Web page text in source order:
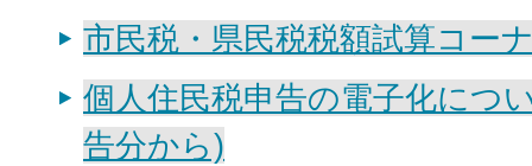
市民税・県民税税額試算コー
個人住民税申告の電子化につ
告分から)